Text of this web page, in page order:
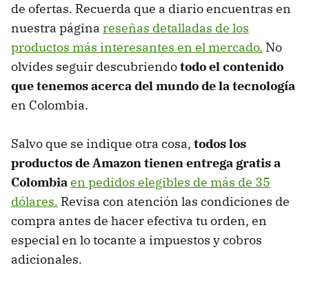
de ofertas. Recuerda que a diario encuentras en
nuestra página reseñas detalladas de los
productos más interesantes en el mercado. No
olvides seguir descubriendotodo el contenido
que tenemos acerca del mundo de la tecnología
en Colombia.
Salvo que se indique otra cosa, todos los
productos de Amazon tienen entrega gratis a
Colombiaen pedidos elegibles de más de 35
dólares. Revisa con atención las condiciones de
compra antes de hacer efectiva tu orden, en
especial en lo tocante a impuestos y cobros
adicionales.